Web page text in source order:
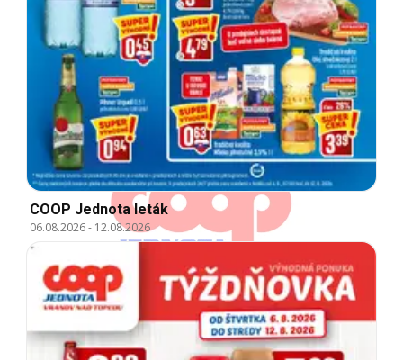
COOP Jednota leták
06.08.2026- 12.08.2026